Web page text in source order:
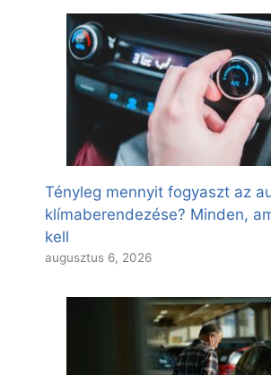
Tényleg mennyit fogyaszt az
klímaberendezése? Minden,
kell
augusztus 6, 2026